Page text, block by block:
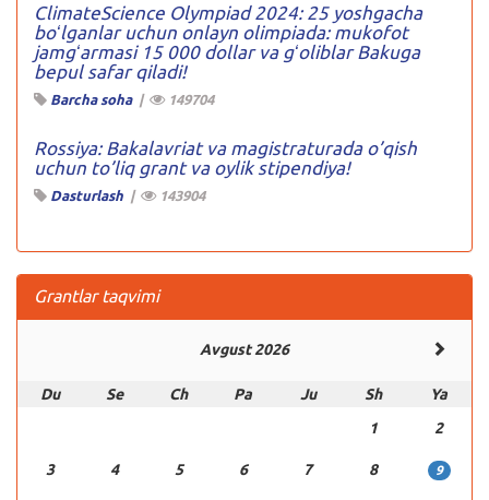
ClimateScience Olympiad 2024: 25 yoshgacha
boʻlganlar uchun onlayn olimpiada: mukofot
jamgʻarmasi 15 000 dollar va gʻoliblar Bakuga
bepul safar qiladi!
Barcha soha| 149704
Rossiya: Bakalavriat va magistraturada o’qish
uchun to’liq grant va oylik stipendiya!
Dasturlash | 143904
Grantlar taqvimi
Avgust 2026
Du Se Ch Pa Ju Sh
Ya
1
2
3 4 5 6 7 8 9